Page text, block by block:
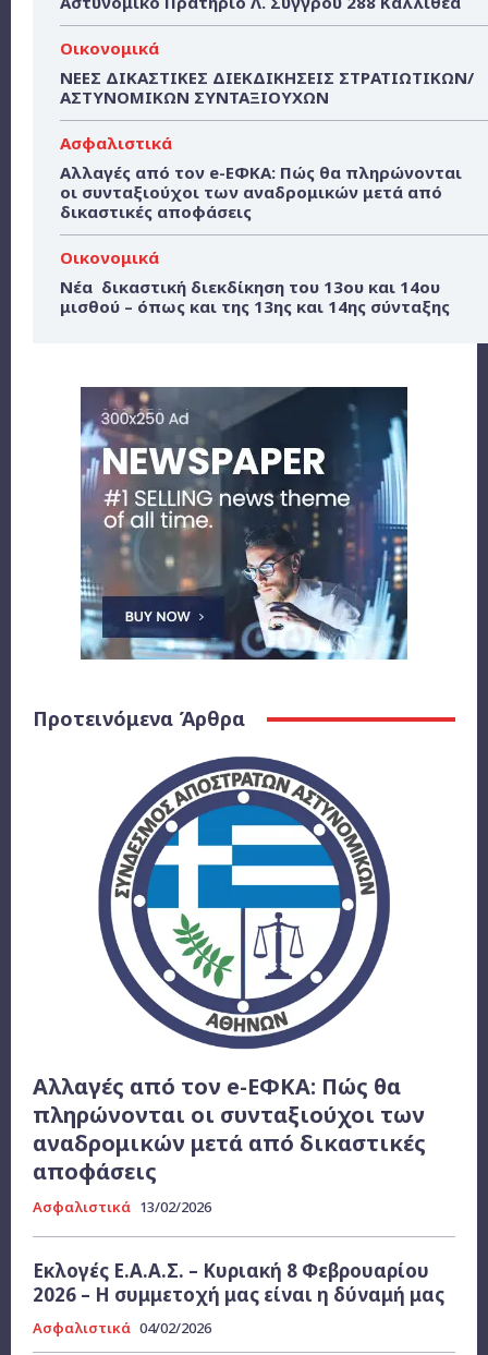
Οικονομικά
ΝΕΕΣ ΔΙΚΑΣΤΙΚΕΣ ΔΙΕΚΔΙΚΗΣΕΙΣ ΣΤΡΑΤΙΩΤΙΚΩΝ/
ΑΣΤΥΝΟΜΙΚΩΝ ΣΥΝΤΑΞΙΟΥΧΩΝ
Ασφαλιστικά
Αλλαγές από τον e-ΕΦΚΑ: Πώς θα πληρώνονται
οι συνταξιούχοι των αναδρομικών μετά από
δικαστικές αποφάσεις
Οικονομικά
Νέα δικαστική διεκδίκηση του 13ου και 14ου
μισθού – όπως και της 13ης και 14ης σύνταξης
Προτεινόμενα Άρθρα
Αλλαγές από τον e-ΕΦΚΑ: Πώς θα
πληρώνονται οι συνταξιούχοι των
αναδρομικών μετά από δικαστικές
αποφάσεις
Ασφαλιστικά 13/02/2026
Εκλογές Ε.Α.Α.Σ. – Κυριακή 8 Φεβρουαρίου
2026 – Η συμμετοχή μας είναι η δύναμή μας
Ασφαλιστικά 04/02/2026